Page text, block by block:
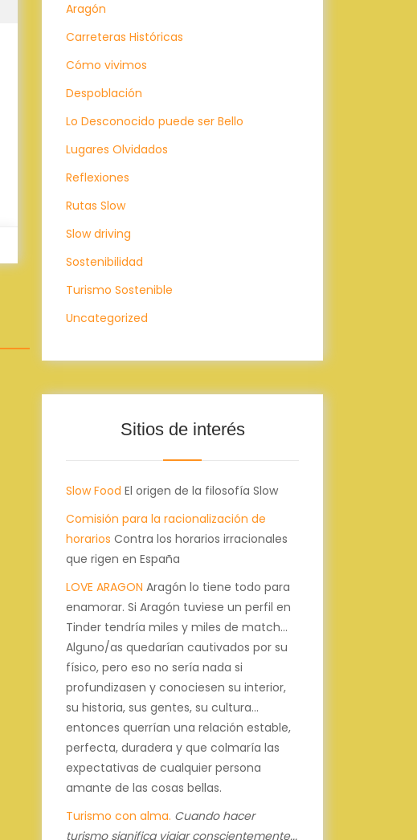
Aragón
Carreteras Históricas
Cómo vivimos
Despoblación
Lo Desconocido puede ser Bello
Lugares Olvidados
Reflexiones
Rutas Slow
Slow driving
Sostenibilidad
Turismo Sostenible
Uncategorized
Sitios de interés
Slow Food El origen de la filosofía Slow
Comisión para la racionalización de
horarios Contra los horarios irracionales
que rigen en España
LOVE ARAGON Aragón lo tiene todo para
enamorar. Si Aragón tuviese un perfil en
Tinder tendría miles y miles de match...
Alguno/as quedarían cautivados por su
físico, pero eso no sería nada si
profundizasen y conociesen su interior,
su historia, sus gentes, su cultura...
entonces querrían una relación estable,
perfecta, duradera y que colmaría las
expectativas de cualquier persona
amante de las cosas bellas.
Turismo con alma. Cuando hacer
turismo significa viajar conscientemente...